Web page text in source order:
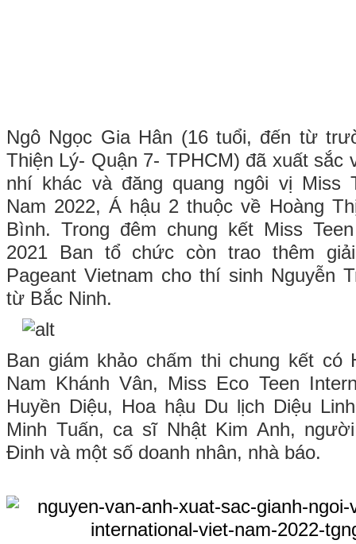
Ngô Ngọc Gia Hân (16 tuổi, đến từ
Thiện Lý- Quận 7- TPHCM) đã xuất
nhí khác và đăng quang ngôi vị Miss
Nam 2022, Á hậu 2 thuộc về Hoàng
Bình. Trong đêm chung kết Miss
2021 Ban tổ chức còn trao thêm
Pageant Vietnam cho thí sinh Nguyễn
từ Bắc Ninh.
Ban giám khảo chấm thi chung kết có
Nam Khánh Vân, Miss Eco Teen
Huyền Diệu, Hoa hậu Du lịch Diệu
Minh Tuấn, ca sĩ Nhật Kim Anh,
Đinh và một số doanh nhân, nhà báo.